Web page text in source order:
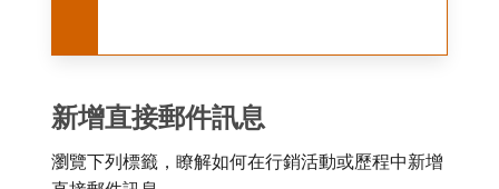
新增直接郵件訊息
瀏覽下列標籤，瞭解如何在行銷活動或歷程中新增